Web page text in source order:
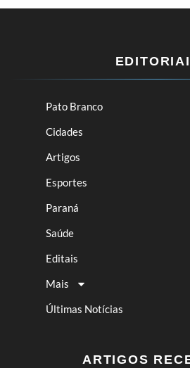
Pato Branco
Cidades
Artigos
Esportes
Paraná
Saúde
Editais
Mais
Últimas Notícias
ARTIGOS